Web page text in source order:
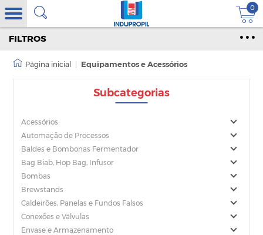
0
Equipamentos e Acessórios
Subcategorias
Acessórios
Automação de Processos
Baldes e Bombonas Fermentador
Bag Biab, Hop Bag, Infusor
Bombas
Brewstands
Caldeirões, Panelas e Fundos Falsos
Conexões e Válvulas
Envase e Armazenamento
FILTROS